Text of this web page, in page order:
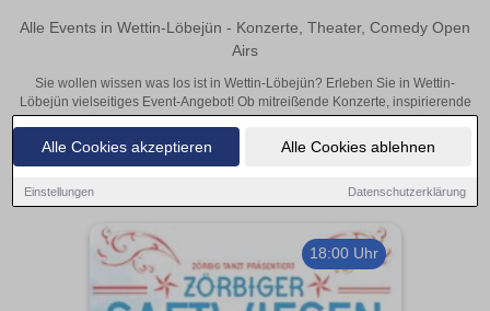
Alle Cookies akzeptieren Alle Cookies ablehnen
Einstellungen Datenschutzerklärung
Alle Events in Wettin-Löbejün - Konzerte, Theater, Comedy Open
Airs
Sie wollen wissen was los ist in Wettin-Löbejün? Erleben Sie in Wettin-
Löbejün vielseitiges Event-Angebot! Ob mitreißende Konzerte, inspirierende
Theateraufführungen oder aufregende Veranstaltungen in Wettin-Löbejün –
hier finden alles im Überblick und Tickets.
18:00 Uhr